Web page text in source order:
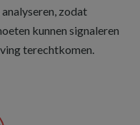
zodat
kunnen signaleren
terechtkomen.